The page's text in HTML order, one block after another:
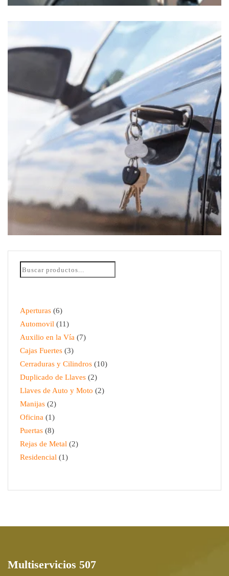
AUTOMÓVIL
$
AUTOMÓVIL
$65.00
Aperturas 6
Automovil
11
Auxilio en la Vía
7
Cajas Fuertes 3
Cerraduras y Cilindros
10
Duplicado de Llaves 2
Llaves de Auto y Moto
2
Manijas 2
Oficina
1
Puertas 8
Rejas de Metal 2
Residencial
1
Multiservicios 507